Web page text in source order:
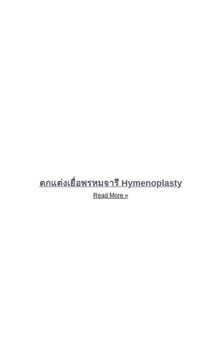
ตกแต่งเยื่อพรหมจารี Hymenoplasty
Read More »